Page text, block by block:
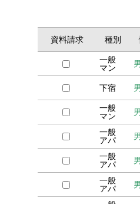
資料請求 種別
一般
マン
下宿
一般
マン
一般
アパ
一般
アパ
一般
アパ